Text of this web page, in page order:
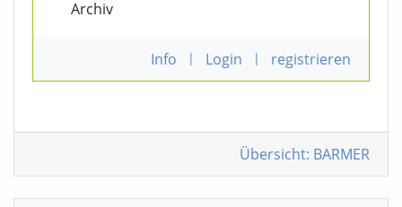
Archiv
Info | Login | registrieren
Übersicht: BARMER